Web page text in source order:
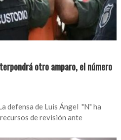
otro amparo, el número
defensa de Luis Ángel "N" ha
de revisión ante